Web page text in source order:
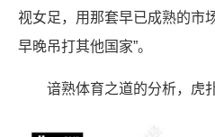
视女足，用那套早已成熟的市
早晚吊打其他国家”。
谙熟体育之道的分析，虎